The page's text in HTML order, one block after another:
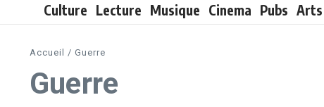
Culture Lecture Musique Cinema Pubs Arts
Accueil / Guerre
Guerre